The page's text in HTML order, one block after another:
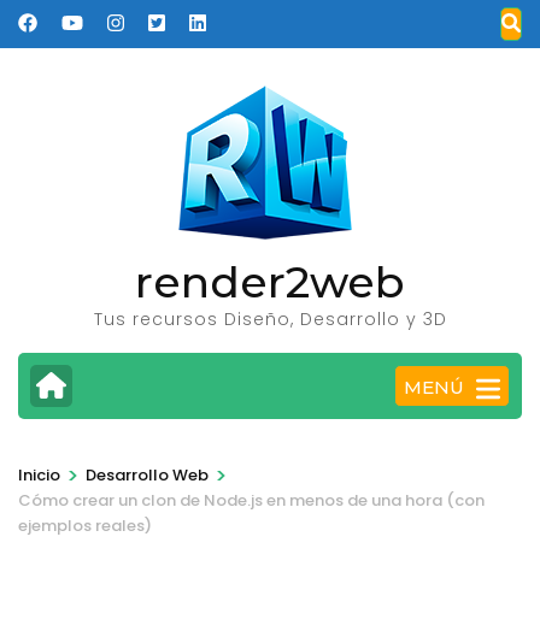
Saltar
al
render2web
Tus recursos Diseño, Desarrollo y 3D
MENÚ
Inicio > Desarrollo Web >
Cómo crear un clon de Node.js en menos de una hora (con
ejemplos reales)